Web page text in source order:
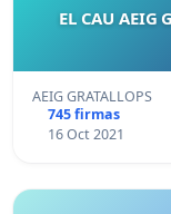
EL CAU AEIG
AEIG GRATALLOPS
745 firmas
16 Oct 2021